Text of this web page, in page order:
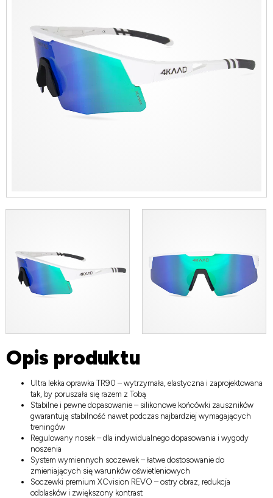
Opis produktu
Ultra lekka oprawka TR90 – wytrzymała, elastyczna i zaprojektowana
tak, by poruszała się razem z Tobą
Stabilne i pewne dopasowanie – silikonowe końcówki zauszników
gwarantują stabilność nawet podczas najbardziej wymagających
treningów
Regulowany nosek – dla indywidualnego dopasowania i wygody
noszenia
System wymiennych soczewek – łatwe dostosowanie do
zmieniających się warunków oświetleniowych
Soczewki premium XCvision REVO – ostry obraz, redukcja
odblasków i zwiększony kontrast